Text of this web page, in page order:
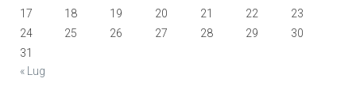
17
18 19 20 21 22
23
24
25 26 27 28 29
30
31
« Lug